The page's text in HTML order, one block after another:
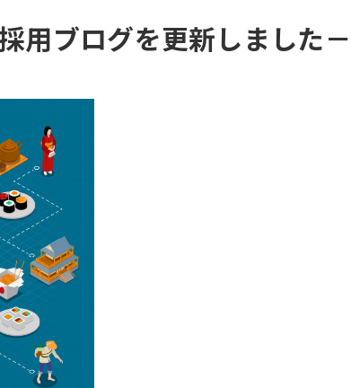
用ブログを更新しました－